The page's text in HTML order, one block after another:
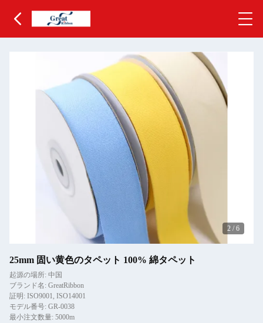
2 / 6
25mm 固い黄色のタペット 100% 綿タペット
起源の場所: 中国
ブランド名: GreatRibbon
証明: ISO9001, ISO14001
モデル番号: GR-0038
最小注文数量: 5000m